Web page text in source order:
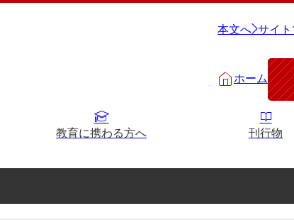
本文へ サイ
ホーム
教育に携わる方へ 刊行物